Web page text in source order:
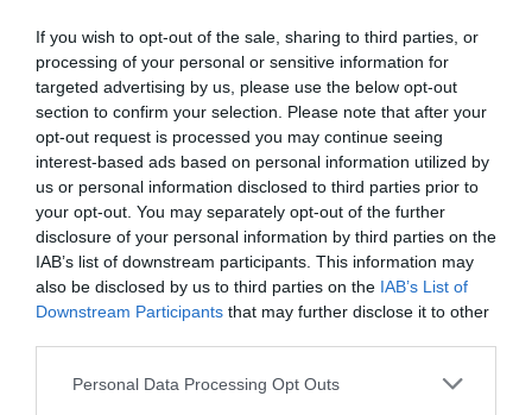
If you wish to opt-out of the sale, sharing to third parties, or
processing of your personal or sensitive information for
targeted advertising by us, please use the below opt-out
section to confirm your selection. Please note that after your
opt-out request is processed you may continue seeing
interest-based ads based on personal information utilized by
us or personal information disclosed to third parties prior to
your opt-out. You may separately opt-out of the further
disclosure of your personal information by third parties on the
IAB’s list of downstream participants. This information may
also be disclosed by us to third parties on the IAB’s List of
Downstream Participants that may further disclose it to other
Personal Data Processing Opt Outs
Google de forma gratuïta
Estigues informat amb les últimes notícies d'actualitat
ACTIVAR ARA
ELS MÉS LLEGITS